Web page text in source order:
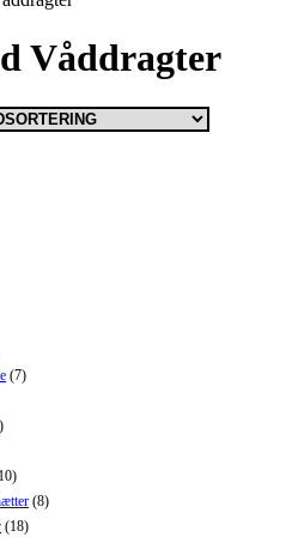
Våddragter
(7)
(8)
(18)